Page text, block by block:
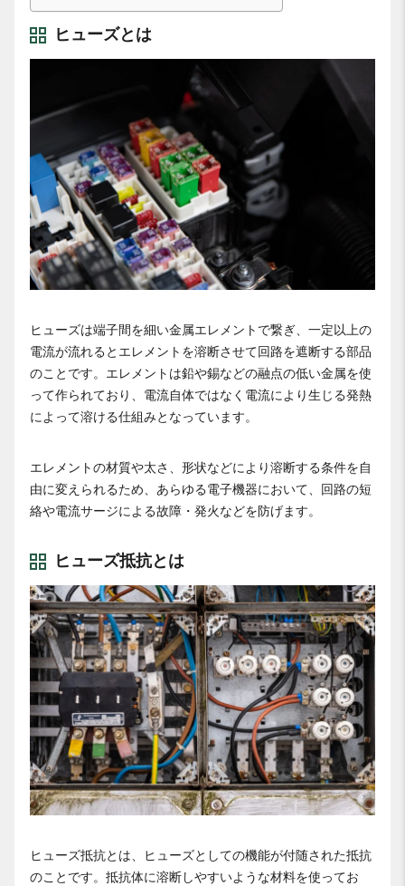
ヒューズとは
ヒューズは端子間を細い金属エレメントで繋ぎ、一定以上の
電流が流れるとエレメントを溶断させて回路を遮断する部品
のことです。エレメントは鉛や錫などの融点の低い金属を使
って作られており、電流自体ではなく電流により生じる発熱
によって溶ける仕組みとなっています。
エレメントの材質や太さ、形状などにより溶断する条件を自
由に変えられるため、あらゆる電子機器において、回路の短
絡や電流サージによる故障・発火などを防げます。
ヒューズ抵抗とは
ヒューズ抵抗とは、ヒューズとしての機能が付随された抵抗
のことです。抵抗体に溶断しやすいような材料を使ってお